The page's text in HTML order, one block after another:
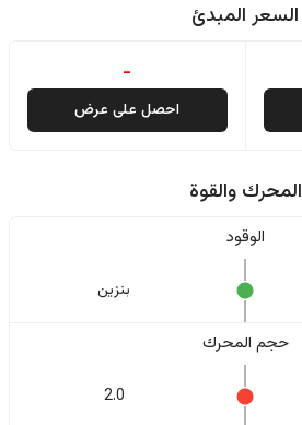
السعر المبدئ
-
احصل على عرض
المحرك والقوة
الوقود
بنزين
حجم المحرك
2.0